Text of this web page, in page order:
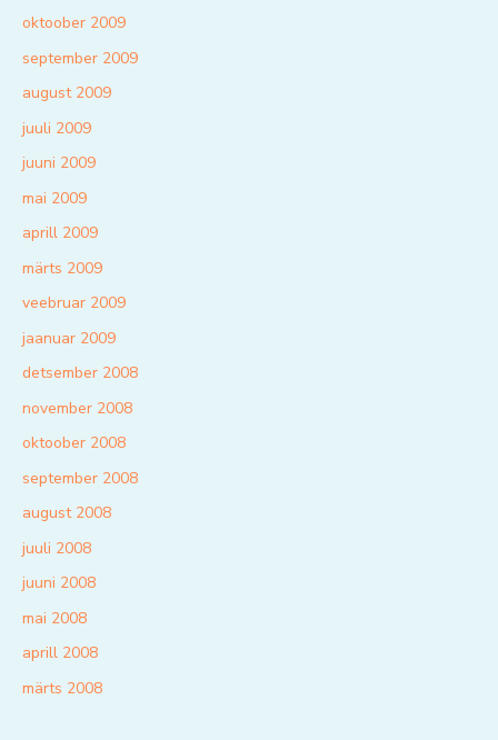
oktoober 2009
september 2009
august 2009
juuli 2009
juuni 2009
mai 2009
aprill 2009
märts 2009
veebruar 2009
jaanuar 2009
detsember 2008
november 2008
oktoober 2008
september 2008
august 2008
juuli 2008
juuni 2008
mai 2008
aprill 2008
märts 2008